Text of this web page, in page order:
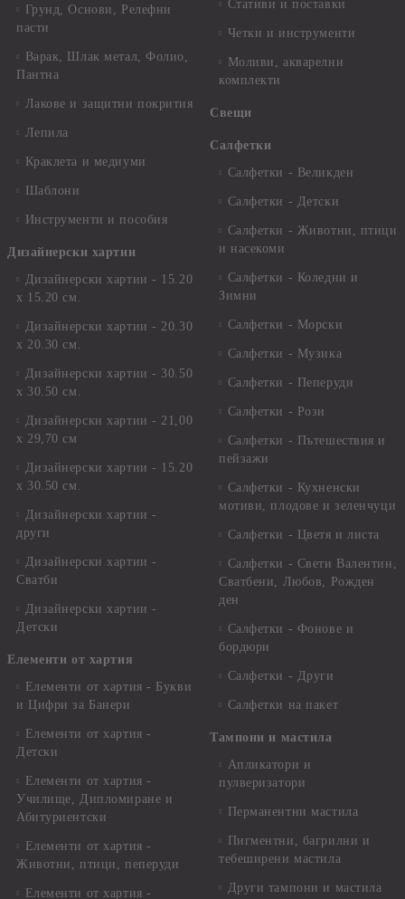
Грунд, Основи, Релефни
пасти
Варак, Шлак метал, Фолио,
Пантна
Лакове и защитни покрития
Лепила
Краклета и медиуми
Шаблони
Инструменти и пособия
Дизайнерски хартии
Дизайнерски хартии - 15.20
х 15.20 см.
Дизайнерски хартии - 20.30
х 20.30 см.
Дизайнерски хартии - 30.50
х 30.50 см.
Дизайнерски хартии - 21,00
х 29,70 см
Дизайнерски хартии - 15.20
x 30.50 см.
Дизайнерски хартии -
други
Дизайнерски хартии -
Сватби
Дизайнерски хартии -
Детски
Елементи от хартия
Елементи от хартия - Букви
и Цифри за Банери
Елементи от хартия -
Детски
Елементи от хартия -
Училище, Дипломиране и
Абитуриентски
Елементи от хартия -
Животни, птици, пеперуди
Елементи от хартия -
Стативи и поставки
Четки и инструменти
Моливи, акварелни
комплекти
Свещи
Салфетки
Салфетки - Великден
Салфетки - Детски
Салфетки - Животни, птици
и насекоми
Салфетки - Коледни и
Зимни
Салфетки - Морски
Салфетки - Музика
Салфетки - Пеперуди
Салфетки - Рози
Салфетки - Пътешествия и
пейзажи
Салфетки - Кухненски
мотиви, плодове и зеленчуци
Салфетки - Цветя и листа
Салфетки - Свети Валентин,
Сватбени, Любов, Рожден
ден
Салфетки - Фонове и
бордюри
Салфетки - Други
Салфетки на пакет
Тампони и мастила
Апликатори и
пулверизатори
Перманентни мастила
Пигментни, багрилни и
тебеширени мастила
Други тампони и мастила